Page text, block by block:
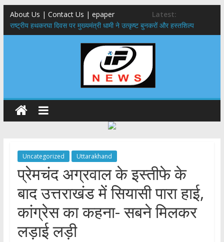
About Us | Contact Us | epaper
Latest:
राष्ट्रीय हथकरघा दिवस पर मुख्यमंत्री धामी ने उत्कृष्ट बुनकरों और हस्तशिल्प
कारीगरों को किया सम्मानित
मुख्यमंत्री ने उत्तराखण्ड क्षत्रिय कल्याण समिति की वेबसाइट एवं क्षत्रिय जागरण
मुख्यमंत्री ने हर घर तिरंगा यात्रा कार्यक्रम में किया प्रतिभाग,मुख्यमंत्री ने
प्रदेशवासियों से स्वतंत्रता दिवस पर अपने घरों में तिरंगा फहराने का किया आवाह्न
नंदा की चौकी पुल हादसा: PWD के EE, AE और JE निलंबित, सीएम धामी के निर्देश
पर सख्त कार्रवाई
मुख्यमंत्री ने 9 लाख 87 हजार17 पेंशन लाभार्थियों को कुल 146 करोड़ 32 लाख
की पेंशन राशि का किया भुगतान
Uncategorized Uttarakhand
प्रेमचंद अग्रवाल के इस्तीफे के
बाद उत्तराखंड में सियासी पारा हाई,
कांग्रेस का कहना- सबने मिलकर
लड़ाई लड़ी